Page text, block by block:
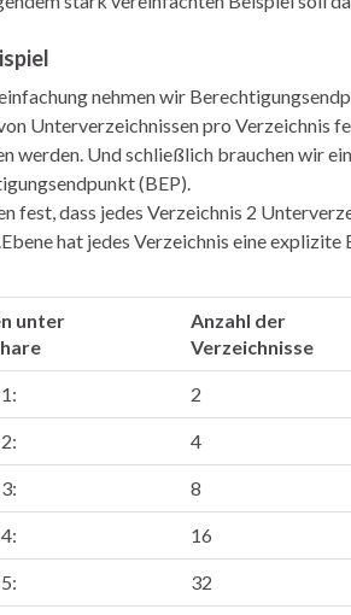
nehmen wir
Unterverzeichnissen pro Verzeichnis
werden. Und schließlich brauchen wir
(BEP).
fest, dass jedes Verzeichnis 2
hat jedes Verzeichnis eine
unter
Anzahl der
Verzeichnisse
2
4
8
16
32